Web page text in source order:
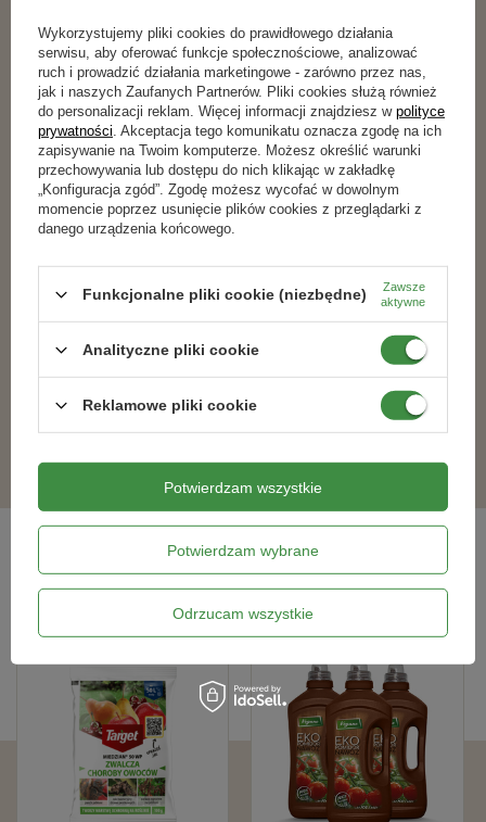
Podobne produkty
RABAT OD 2 SZT.
Nawóz przeciw brązowieniu igieł z
RABAT OD 2 SZT.
100% NATURALNY
Biohumus Max – do warzyw i owoców
BESTSELLER
100% NATURALNY
Wykorzystujemy pliki cookies do prawidłowego działania
serwisu, aby oferować funkcje społecznościowe, analizować
ruch i prowadzić działania marketingowe - zarówno przez nas,
jak i naszych Zaufanych Partnerów. Pliki cookies służą również
do personalizacji reklam. Więcej informacji znajdziesz w polityce
prywatności . Akceptacja tego komunikatu oznacza zgodę na ich
zapisywanie na Twoim komputerze. Możesz określić warunki
przechowywania lub dostępu do nich klikając w zakładkę
„Konfiguracja zgód”. Zgodę możesz wycofać w dowolnym
momencie poprzez usunięcie plików cookies z przeglądarki z
danego urządzenia końcowego.
Funkcjonalne pliki cookie (niezbędne)
Zawsze
aktywne
Analityczne pliki cookie
Reklamowe pliki cookie
Potwierdzam wybrane
Odrzucam wszystkie
Potwierdzam wszystkie